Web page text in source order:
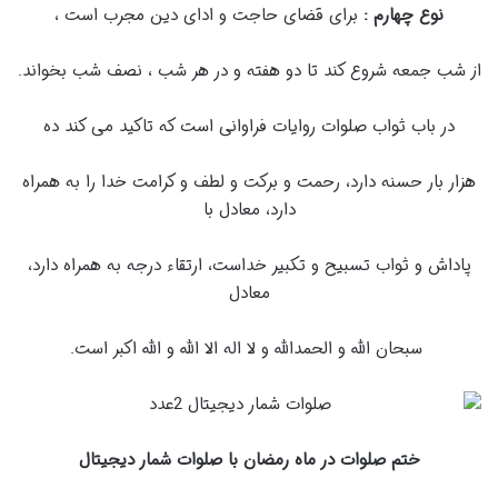
نوع چهارم : براى قضاى حاجت و اداى دین مجرب است ،
از شب جمعه شروع کند تا دو هفته و در هر شب ، نصف شب بخواند.
در باب ثواب صلوات روایات فراوانی است که تاکید می کند ده
هزار بار حسنه دارد، رحمت و برکت و لطف و کرامت خدا را به همراه
دارد، معادل با
پاداش و ثواب تسبیح و تکبیر خداست، ارتقاء درجه به همراه دارد،
معادل
سبحان الله و الحمدالله و لا اله الا الله و الله اکبر است.
ختم صلوات در ماه رمضان با صلوات شمار دیجیتال